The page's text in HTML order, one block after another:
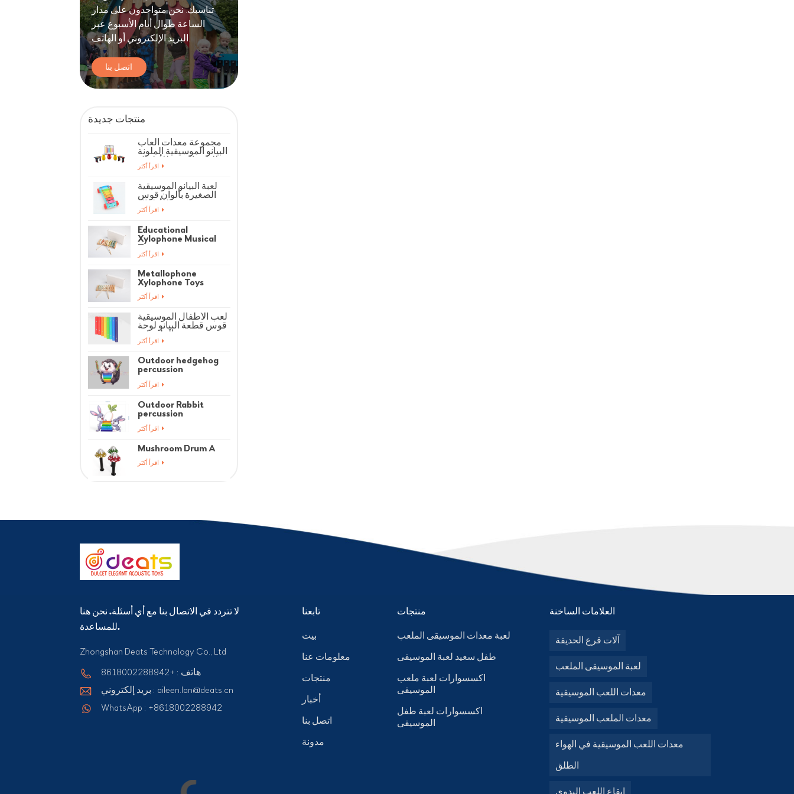
تناسبك. نحن متواجدون على مدار
الساعة طوال أيام الأسبوع عبر
البريد الإلكتروني أو الهاتف.
اتصل بنا
منتجات جديدة
مجموعة معدات ألعاب
البيانو الموسيقية الملونة
للياقة البدنية للأطفال
لعبة البيانو الموسيقية
الصغيرة بألوان قوس
قزح للأطفال
Educational
Xylophone Musical
Toys
Metallophone
Xylophone Toys
لعب الأطفال الموسيقية
قوس قطعة البيانو لوحة
الملحقات
Outdoor hedgehog
percussion
instrument
Outdoor Rabbit
percussion
instrument
Mushroom Drum A
لا تتردد في الاتصال بنا مع أي أسئلة. نحن هنا
للمساعدة.
Zhongshan Deats Technology Co., Ltd
هاتف : +8618002288942
بريد إلكتروني : aileen.lan@deats.cn
WhatsApp : +8618002288942
تابعنا
بيت
معلومات عنا
منتجات
أخبار
اتصل بنا
مدونة
منتجات
لعبة معدات الموسيقى الملعب
طفل سعيد لعبة الموسيقى
اكسسوارات لعبة ملعب
الموسيقى
اكسسوارات لعبة طفل
الموسيقى
العلامات الساخنة
آلات قرع الحديقة
لعبة الموسيقى الملعب
معدات اللعب الموسيقية
معدات الملعب الموسيقية
معدات اللعب الموسيقية في الهواء
الطلق
إيقاع اللعب اليدوي